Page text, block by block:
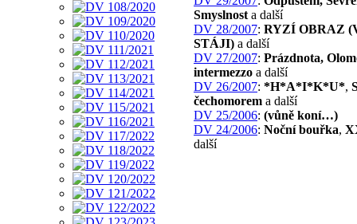
Smyslnost a další
DV 28/2007: RYZÍ OBRAZ
STÁJI) a další
DV 27/2007: Prázdnota,
intermezzo a další
DV 26/2007: *H*A*I*K*U*,
čechomorem a další
DV 25/2006: (vůně koní…)
DV 24/2006: Noční bouřka,
další